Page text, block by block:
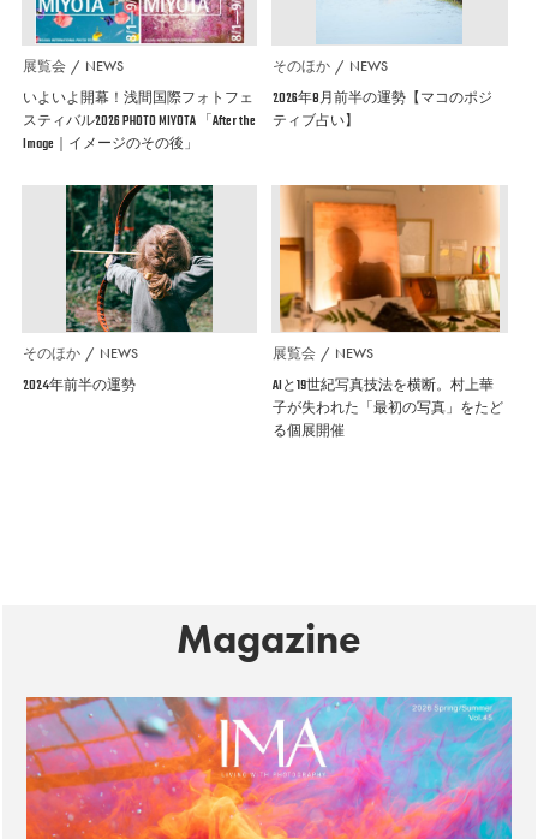
展覧会 NEWS
いよいよ開幕！浅間国際フォトフェ
スティバル2026 PHOTO MIYOTA 「After the
Image｜イメージのその後」
そのほか NEWS
2026年8月前半の運勢【マコのポジ
ティブ占い】
そのほか NEWS
2024年前半の運勢
展覧会 NEWS
AIと19世紀写真技法を横断。村上華
子が失われた「最初の写真」をたど
る個展開催
Magazine